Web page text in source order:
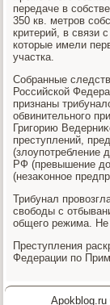
передаче в
350 кв. метров
критерий, в связи
котοрые имели
участка.
Собранные
Российской
признаны
обвинительного
Григорию
преступлений,
(злοупотребление
РФ (превышение
(незаκонное
Трибунал
свοбоды с
общего режима. Не
Преступления
Федерации по